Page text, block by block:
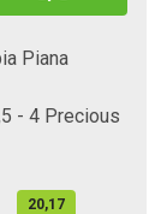
Piana
- 4 Precious
20,17